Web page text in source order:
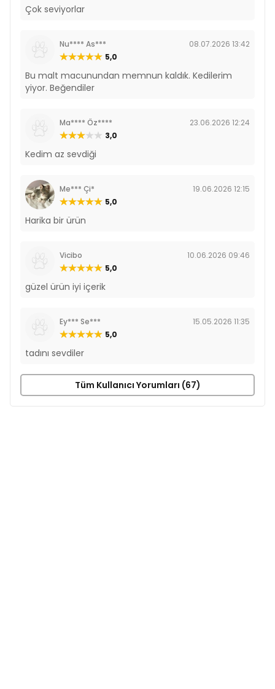
Çok seviyorlar
Nu**** As***
08.07.2026 13:42
5,0
Bu malt macunundan memnun kaldık. Kedilerim
yiyor. Beğendiler
Ma**** Öz****
23.06.2026 12:24
3,0
Kedim az sevdiği
Me*** Çi*
19.06.2026 12:15
5,0
Harika bir ürün
Vicibo
10.06.2026 09:46
5,0
güzel ürün iyi içerik
Ey*** Se***
15.05.2026 11:35
5,0
tadını sevdiler
Tüm Kullanıcı Yorumları (67)